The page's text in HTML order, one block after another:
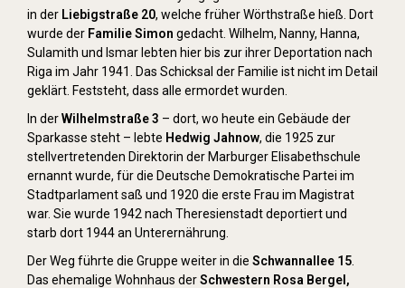
in der Liebigstraße 20, welche früher Wörthstraße hieß. Dort
wurde der Familie Simon gedacht. Wilhelm, Nanny, Hanna,
Sulamith und Ismar lebten hier bis zur ihrer Deportation nach
Riga im Jahr 1941. Das Schicksal der Familie ist nicht im Detail
geklärt. Feststeht, dass alle ermordet wurden.
In derWilhelmstraße 3 – dort, wo heute ein Gebäude der
Sparkasse steht – lebte Hedwig Jahnow, die 1925 zur
stellvertretenden Direktorin der Marburger Elisabethschule
ernannt wurde, für die Deutsche Demokratische Partei im
Stadtparlament saß und 1920 die erste Frau im Magistrat
war. Sie wurde 1942 nach Theresienstadt deportiert und
starb dort 1944 an Unterernährung.
Der Weg führte die Gruppe weiter in die Schwannallee 15
Das ehemalige Wohnhaus derSchwestern Rosa Bergel,